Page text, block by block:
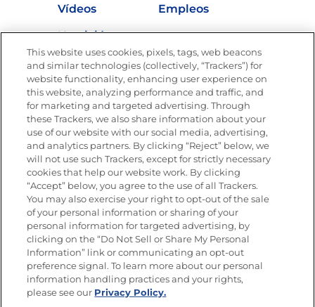
Vídeos
Empleos
Nutrición
Únete a La Cocina Goya®
Recibe Nuevas Recetas, Ofertas Especiales y
Promociones
SÍGUENOS EN LAS REDES SOCIALES
Mapa del sitioPolítica de privacidad
Limitar el uso de mis datos personales sensibles
No vender ni compartir mis datos personales
Copyright © 2026 Goya Foods, Inc. Todos los derechos reservados.
This website uses cookies, pixels, tags, web beacons
and similar technologies (collectively, “Trackers”) for
website functionality, enhancing user experience on
this website, analyzing performance and traffic, and
for marketing and targeted advertising. Through
these Trackers, we also share information about your
use of our website with our social media, advertising,
and analytics partners. By clicking “Reject” below, we
will not use such Trackers, except for strictly necessary
cookies that help our website work. By clicking
“Accept” below, you agree to the use of all Trackers.
You may also exercise your right to opt-out of the sale
of your personal information or sharing of your
personal information for targeted advertising, by
clicking on the “Do Not Sell or Share My Personal
Information” link or communicating an opt-out
preference signal. To learn more about our personal
information handling practices and your rights,
please see our Privacy Policy.